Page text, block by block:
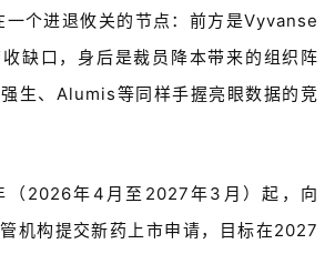
一个进退攸关的节点：前方是Vyvanse
缺口，身后是裁员降本带来的组织阵
生、 Alumis等同样手握亮眼数据的竞
（ 2026年4 月至 2027年3 月）起，向
机构提交新药上市申请，目标在2027